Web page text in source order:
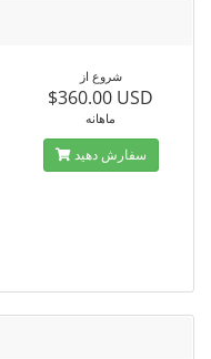
شروع از
$360.00 USD
ماهانه
سفارش دهید